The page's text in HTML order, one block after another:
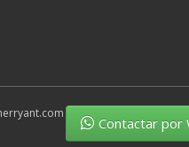
Contactar por